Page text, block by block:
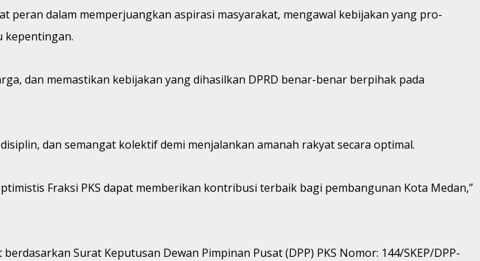
peran dalam memperjuangkan aspirasi masyarakat, mengawal kebijakan yang pro-
kepentingan.
dan memastikan kebijakan yang dihasilkan DPRD benar-benar berpihak pada
dan semangat kolektif demi menjalankan amanah rakyat secara optimal.
Fraksi PKS dapat memberikan kontribusi terbaik bagi pembangunan Kota Medan,”
Surat Keputusan Dewan Pimpinan Pusat (DPP) PKS Nomor: 144/SKEP/DPP-